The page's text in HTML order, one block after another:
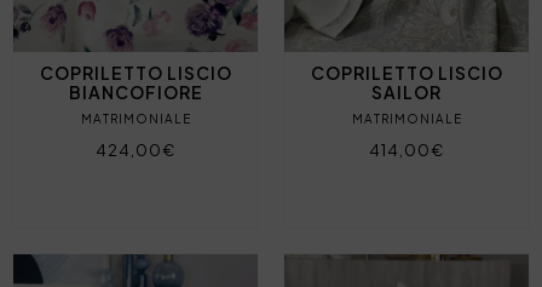
COPRILETTO LISCIO
BIANCOFIORE
MATRIMONIALE
424,00€
COPRILETTO LISCIO
SAILOR
MATRIMONIALE
414,00€